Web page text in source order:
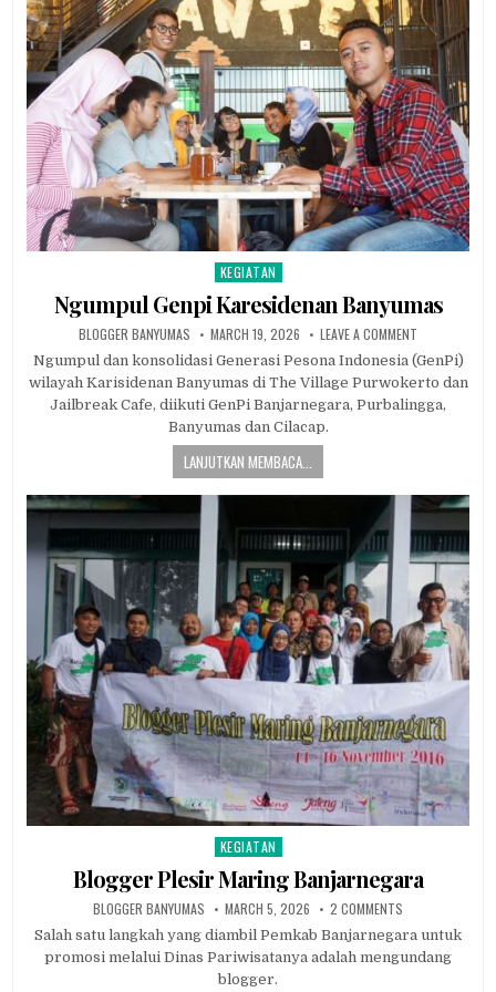
Posted in
KEGIATAN
Ngumpul Genpi Karesidenan Banyumas
AUTHOR:
BLOGGER BANYUMAS PUBLISHED DATE:
MARCH 19, 2026 LEAVE A COMMENT
Ngumpul dan konsolidasi Generasi Pesona Indonesia (GenPi)
wilayah Karisidenan Banyumas di The Village Purwokerto dan
Jailbreak Cafe, diikuti GenPi Banjarnegara, Purbalingga,
Banyumas dan Cilacap.
LANJUTKAN MEMBACA...
Posted in
KEGIATAN
Blogger Plesir Maring Banjarnegara
AUTHOR:
BLOGGER BANYUMAS PUBLISHED DATE:
MARCH 5, 2026 2 COMMENTS
Salah satu langkah yang diambil Pemkab Banjarnegara untuk
promosi melalui Dinas Pariwisatanya adalah mengundang
blogger.